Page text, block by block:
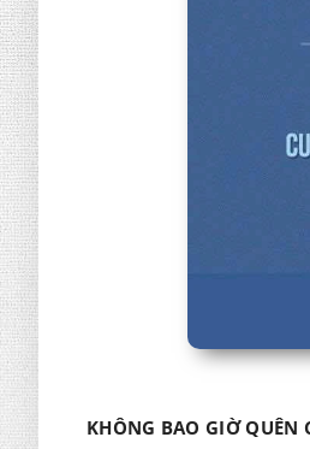
KHÔNG BAO GIỜ QUÊN